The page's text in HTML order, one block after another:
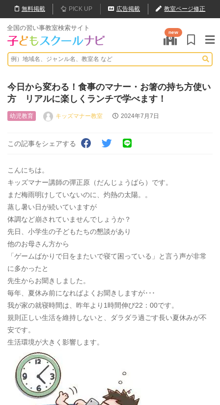
無料掲載 PICK UP 広告掲載 教室ページ修正
全国の習い事教室検索サイト
new
今日から変わる！食事のマナー・お箸の持ち方使い
方 リアルに楽しくランチで学べます！
幼児教育 キッズマナー教室 2024年7月7日
この記事をシェアする
こんにちは。
キッズマナー講師の彈正原（だんじょうばら）です。
まだ梅雨明けしていないのに、灼熱の太陽。。
蒸し暑い日が続いていますが
体調など崩されていませんでしょうか？
先日、小学生の子どもたちの懇談があり
他のお母さん方から
「ゲームばかりで日をまたいで寝て困っている」と言う声が非常
に多かったと
先生からお聞きしました。
毎年、夏休み前になればよくお聞きしますが･･･
我が家の就寝時間は、昨年より1時間伸び22：00です。
規則正しい生活を維持しないと、ダラダラ過ごす長い夏休みが不
安です。
生活環境が大きく影響します。